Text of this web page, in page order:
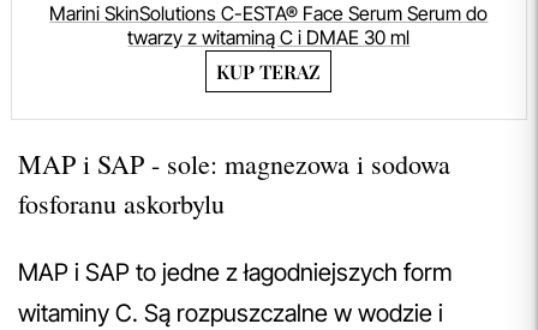
Marini SkinSolutions C-ESTA® Face Serum Serum do
twarzy z witaminą C i DMAE 30 ml
KUP TERAZ
MAP i SAP - sole: magnezowa i sodowa
fosforanu askorbylu
MAP i SAP to jedne z łagodniejszych form
witaminy C. Są rozpuszczalne w wodzie i